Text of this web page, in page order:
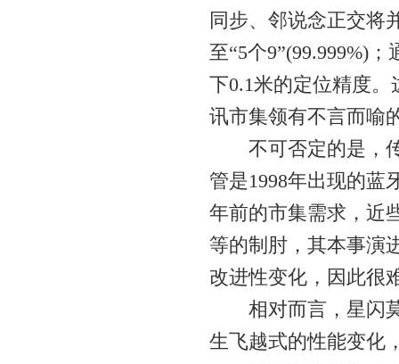
同步、邻说念正交将
至“5个9”(99.999%)
下0.1米的定位精度
讯市集领有不言而喻
不可否定的是，传
管是1998年出现的蓝
年前的市集需求，近
等的制肘，其本事演
改进性变化，因此很
相对而言，星闪莫
生飞越式的性能变化